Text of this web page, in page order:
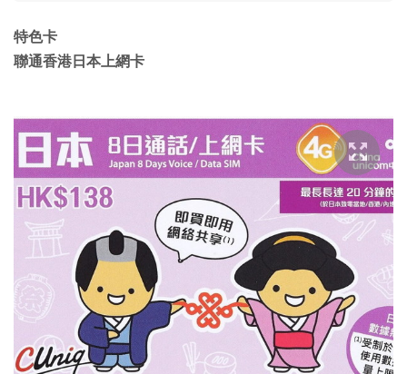
特色卡
聯通香港日本上網卡